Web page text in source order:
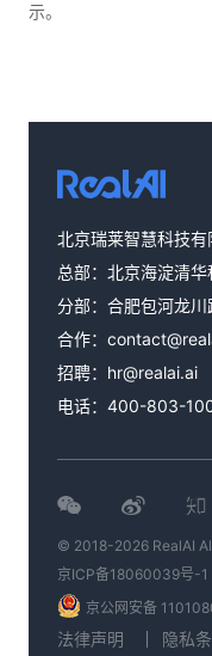
示。
北京瑞莱智慧科技有
总部：北京海淀清
分部：合肥包河龙
合作：
招聘： hr@realai.ai
电话： 400-803-
© 2018-2026 RealAI
京ICP备18060039号-1
京公网安备
法律声明 隐私